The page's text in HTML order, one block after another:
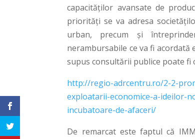
capacităților avansate de
priorități se va adresa
urban, precum și
nerambursabile ce va fi acordată
supus consultării publice poate fi
http://regio-adrcentru.ro/2-2-
exploatarii-economice-a-ideilor-
incubatoare-de-afaceri/
De remarcat este faptul că